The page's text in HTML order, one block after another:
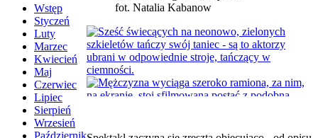
Wstęp
Styczeń
Luty
Marzec
Kwiecień
Maj
Czerwiec
Lipiec
Sierpień
Wrzesień
Październik
fot. Natalia Kabanow